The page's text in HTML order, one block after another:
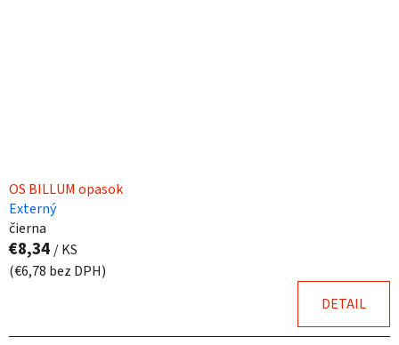
OS BILLUM opasok
Externý
čierna
€8,34 / KS
(€6,78 bez DPH)
DETAIL